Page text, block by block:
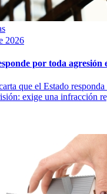
2026
por toda agresión
que el Estado
exige una infracción